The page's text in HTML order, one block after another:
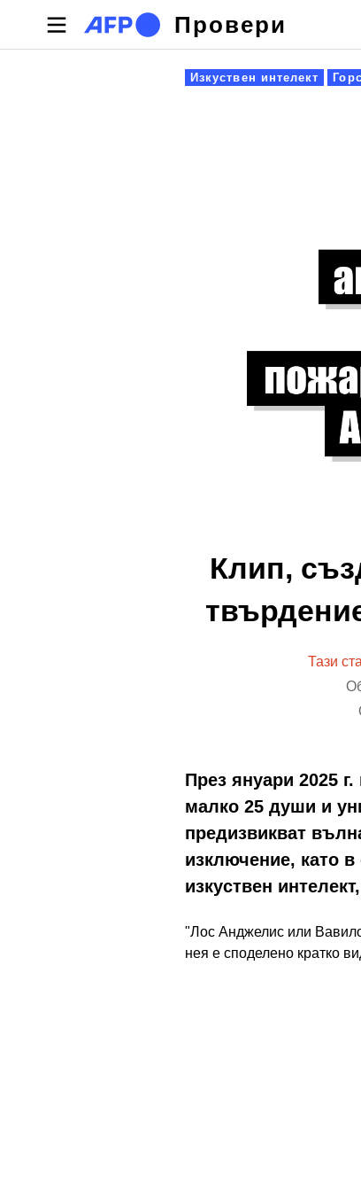
Премини към основното съдържание
Провери
Primary tabs
Изкуствен интелект
Клип,
Тази
През януари 2025
малко 25 души и
предизвикват
изключение, като
изкуствен
"Лос Анджелис или
нея е споделено кратко